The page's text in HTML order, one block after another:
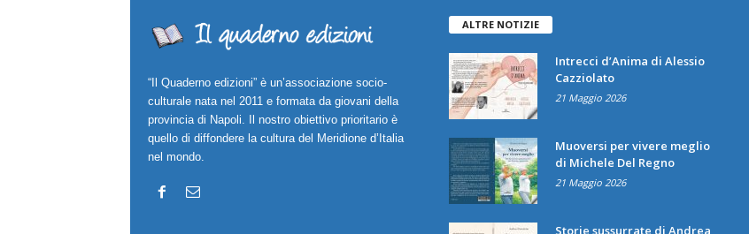
“Il Quaderno edizioni” è un’associazione socio-
culturale nata nel 2011 e formata da giovani della
provincia di Napoli. Il nostro obiettivo prioritario è
quello di diffondere la cultura del Meridione d’Italia
nel mondo.
ALTRE NOTIZIE
Intrecci d’Anima di Alessio
Cazziolato
21 Maggio 2026
Muoversi per vivere meglio
di Michele Del Regno
21 Maggio 2026
Storie sussurrate di Andrea